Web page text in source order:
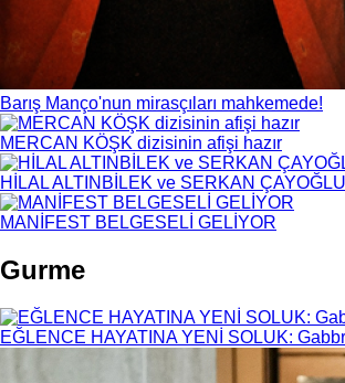
Barış Manço'nun mirasçıları mahkemede!
MERCAN KÖŞK dizisinin afişi hazır
HİLAL ALTINBİLEK ve SERKAN
MANİFEST BELGESELİ GELİYOR
Gurme
EĞLENCE HAYATINA YENİ SOLUK: